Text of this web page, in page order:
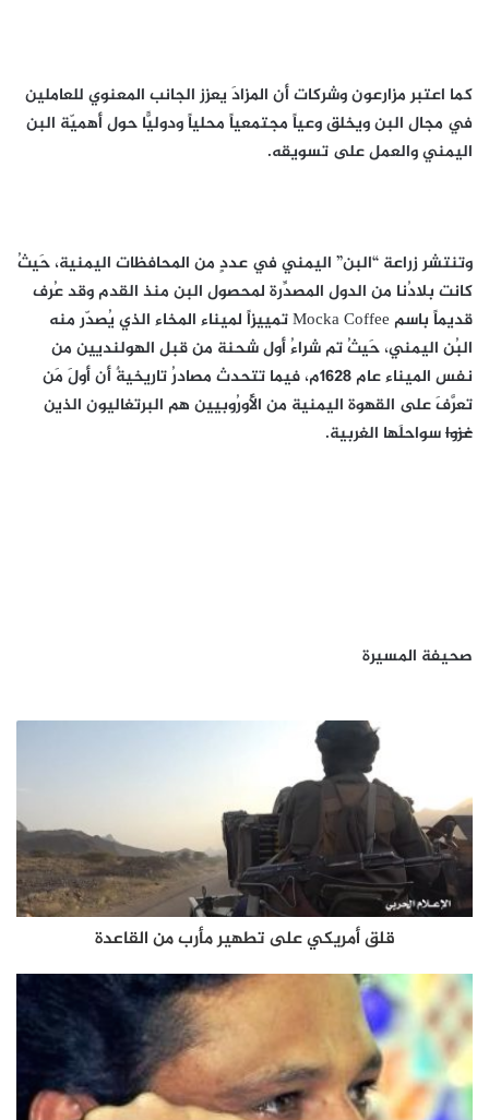
كما اعتبر مزارعون وشركات أن المزادَ يعزز الجانب المعنوي للعاملين
في مجال البن ويخلق وعياً مجتمعياً محلياً ودوليًّا حول أهميّة البن
اليمني والعمل على تسويقه.
وتنتشر زراعة “البن” اليمني في عددٍ من المحافظات اليمنية، حَيثُ
كانت بلادُنا من الدول المصدِّرة لمحصول البن منذ القدم وقد عُرف
قديماً باسم Mocka Coffee تمييزاً لميناء المخاء الذي يُصدّر منه
البُن اليمني، حَيثُ تم شراءُ أول شحنة من قبل الهولنديين من
نفس الميناء عام 1628م، فيما تتحدث مصادرُ تاريخيةٌ أن أولَ مَن
تعرَّفَ على القهوة اليمنية من الأُورُوبيين هم البرتغاليون الذين
غزواسواحلَها الغربية.
صحيفة المسيرة
قلق أمريكي على تطهير مأرب من القاعدة